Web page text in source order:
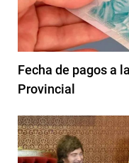
Fecha de pagos a
Provincial